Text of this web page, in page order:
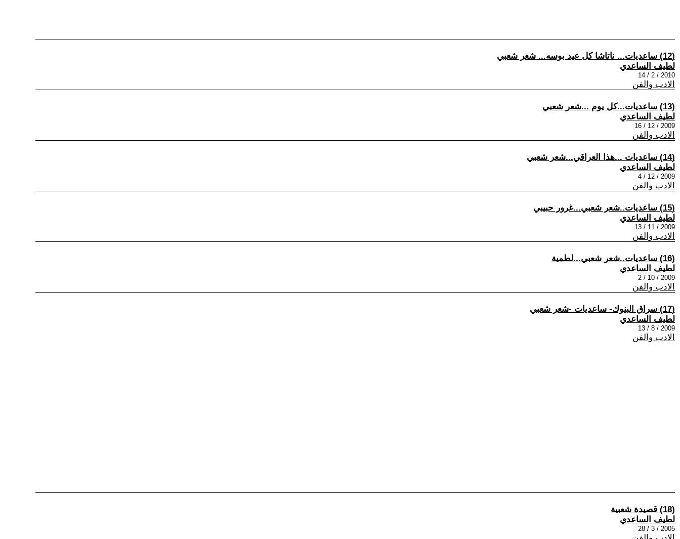
(12) ساعديات... ناتاشا كل عيد بوسه... شعر شعبي
لطيف الساعدي
2010 / 2 / 14
الادب والفن
(13) ساعديات...كل يوم ...شعر شعبي
لطيف الساعدي
2009 / 12 / 16
الادب والفن
(14) ساعديات ...هذا العراقي...شعر شعبي
لطيف الساعدي
2009 / 12 / 4
الادب والفن
(15) ساعديات..شعر شعبي...غرور حبيبي
لطيف الساعدي
2009 / 11 / 13
الادب والفن
(16) ساعديات..شعر شعبي...لطمية
لطيف الساعدي
2009 / 10 / 2
الادب والفن
(17) سراق البنوك- ساعديات -شعر شعبي
لطيف الساعدي
2009 / 8 / 13
الادب والفن
(18) قصيدة شعبية
لطيف الساعدي
2005 / 3 / 28